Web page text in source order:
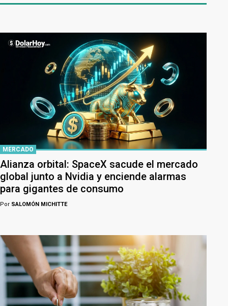
MERCADO
Alianza orbital: SpaceX sacude el mercado
global junto a Nvidia y enciende alarmas
para gigantes de consumo
Por SALOMÓN MICHITTE